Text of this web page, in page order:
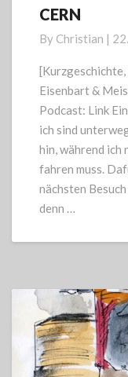
CERN
CERN
By Christian |
Eisenbart &
Podcast: Link
ich sind
hin, während ich
fahren muss.
nächsten
denn …